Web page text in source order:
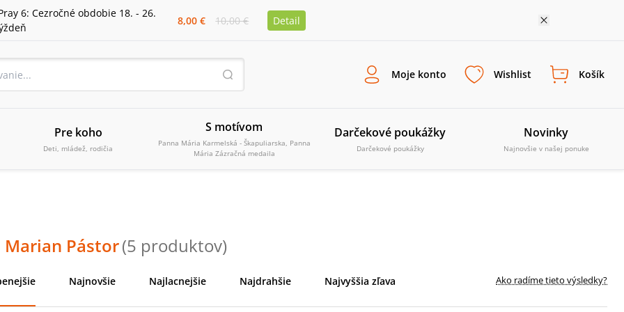
6: Cezročné obdobie 18. - 26.
8,00 € 10,00 € Detail
Moje konto Wishlist Košík
Pre koho
Deti, mládež, rodičia
S motívom
Panna Mária Karmelská - Škapuliarska, Panna
Mária Zázračná medaila
Darčekové poukážky
Darčekové poukážky
Novinky
Najnovšie v našej ponuke
Marian Pástor(5 produktov)
Najnovšie Najlacnejšie Najdrahšie Najvyššia zľava Ako radíme tieto výsledky?